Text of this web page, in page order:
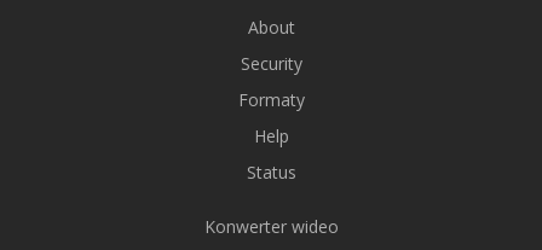
About
Security
Formaty
Help
Status
Konwerter wideo